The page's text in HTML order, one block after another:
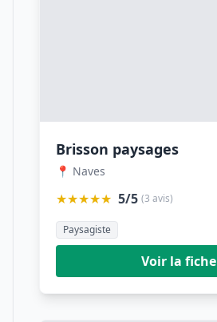
Brisson paysages
📍 Naves
★★★★★ 5/5 (3 avis)
Paysagiste
Voir la fiche